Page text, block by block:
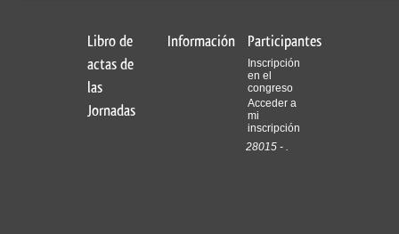
Libro de
actas de
las
Jornadas
Información Participantes
Inscripción
en el
congreso
Acceder a
mi
inscripción
28015 - .